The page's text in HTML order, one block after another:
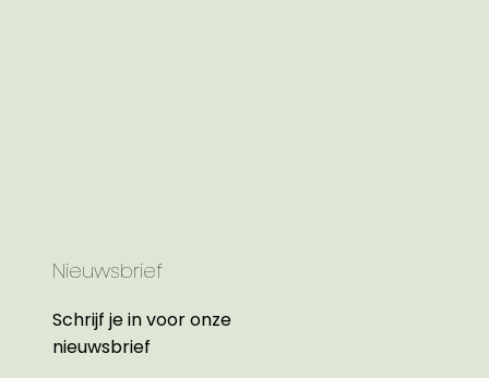
Nieuwsbrief
Schrijf je in voor onze
nieuwsbrief